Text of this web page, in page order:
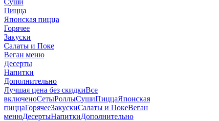
Суши
Пицца
Японская пицца
Горячее
Закуски
Салаты и Поке
Веган меню
Десерты
Напитки
Дополнительно
Лучшая цена без скидкиВсе
включеноСетыРоллыСушиПиццаЯпонская
пиццаГорячееЗакускиСалаты и ПокеВеган
менюДесертыНапиткиДополнительно